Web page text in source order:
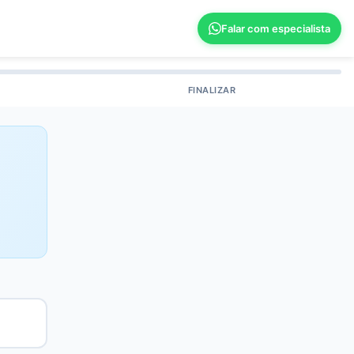
Falar com especialista
FINALIZAR